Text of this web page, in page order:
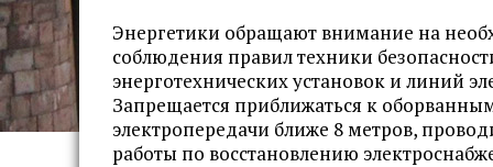
Энергетики обращают внимание на
соблюдения правил техники
энерготехнических установок и линий
Запрещается приближаться к
электропередачи ближе 8 метров,
работы по восстановлению